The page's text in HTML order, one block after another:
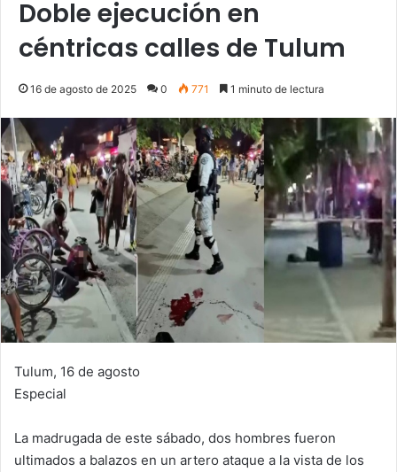
Doble ejecución en
céntricas calles de Tulum
16 de agosto de 2025 0 771 1 minuto de lectura
Tulum, 16 de agosto
Especial
La madrugada de este sábado, dos hombres fueron
ultimados a balazos en un artero ataque a la vista de los